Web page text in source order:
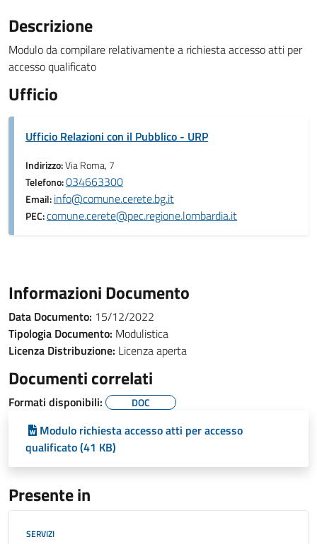
Descrizione
Modulo da compilare relativamente a richiesta accesso atti per
accesso qualificato
Ufficio
Ufficio Relazioni con il Pubblico - URP
Indirizzo:Via Roma, 7
Telefono:034663300
Email:info@comune.cerete.bg.it
PEC:comune.cerete@pec.regione.lombardia.it
Informazioni Documento
Data Documento: 15/12/2022
Tipologia Documento: Modulistica
Licenza Distribuzione: Licenza aperta
Documenti correlati
Formati disponibili: DOC
Modulo richiesta accesso atti per accesso
qualificato (41 KB)
Presente in
SERVIZI